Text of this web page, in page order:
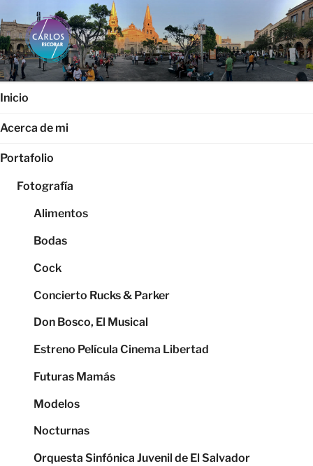
al
contenido
CARLOS ESCOBAR
Página web oficial del fotógrafo, locutor y productor audiovisual
Carlos Escobar
Inicio
Acerca de mi
Portafolio
Fotografía
Alimentos
Bodas
Cock
Concierto Rucks & Parker
Don Bosco, El Musical
Estreno Película Cinema Libertad
Futuras Mamás
Modelos
Nocturnas
Orquesta Sinfónica Juvenil de El Salvador